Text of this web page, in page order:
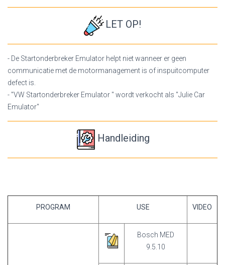
LET OP!
- De Startonderbreker Emulator helpt niet wanneer er geen
communicatie met de motormanagement is of inspuitcomputer
defect is.
- "VW Startonderbreker Emulator " wordt verkocht als "Julie Car
Emulator"
Handleiding
PROGRAM USE VIDEO
Bosch MED
9.5.10